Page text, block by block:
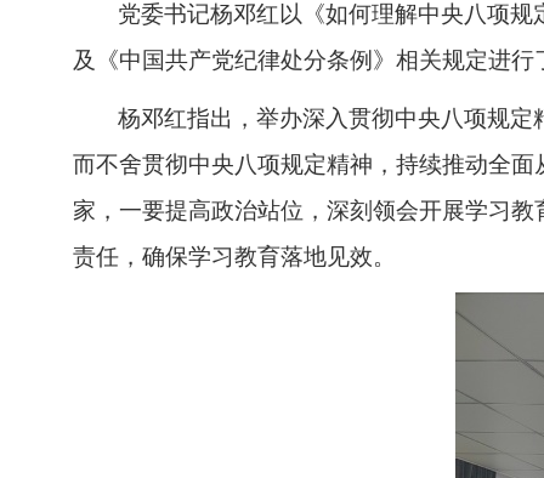
党委书记杨邓红以《如何理解中央八项
及《中国共产党纪律处分条例》相关规定进行
杨邓红指出， 举办深入贯彻中央八项规定
而不舍贯彻中央八项规定精神，持续推动全
家， 一要提高政治站位，深刻领会开展学习
责任，确保学习教育落地见效。